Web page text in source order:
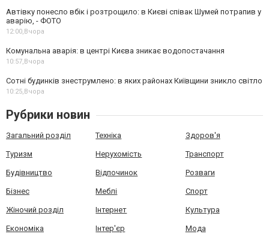
Автівку понесло вбік і розтрощило: в Києві співак Шумей потрапив у
аварію, - ФОТО
12:00, Вчора
Комунальна аварія: в центрі Києва зникає водопостачання
10:57, Вчора
Сотні будинків знеструмлено: в яких районах Київщини зникло світло
10:25, Вчора
Рубрики новин
Загальний розділ Техніка Здоров'я
Туризм Нерухомість Транспорт
Будівництво Відпочинок Розваги
Бізнес Меблі Спорт
Жіночий розділ Інтернет Культура
Економіка Інтер'єр Мода